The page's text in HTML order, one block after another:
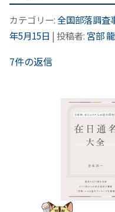
カテゴリー:全国部落調査
年5月15日 | 投稿者: 宮部
7件の返信